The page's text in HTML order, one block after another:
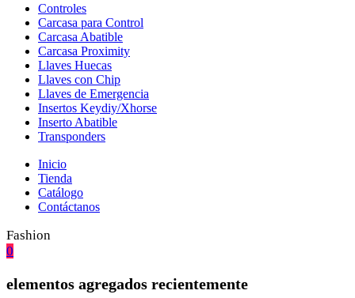
Controles
Carcasa para Control
Carcasa Abatible
Carcasa Proximity
Llaves Huecas
Llaves con Chip
Llaves de Emergencia
Insertos Keydiy/Xhorse
Inserto Abatible
Transponders
Inicio
Tienda
Catálogo
Contáctanos
Fashion
0
elementos agregados recientemente